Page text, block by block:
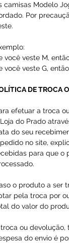
camisas Modelo
Por
você veste M,
você veste G,
DE TROCA
efetuar a troca
do Prado
do seu
no site,
para que o
o produto a ser
pela troca por
do valor do
ou devolução,
do envio é